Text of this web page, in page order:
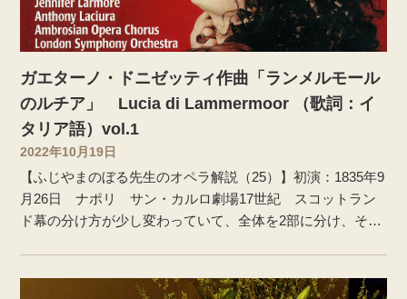
ガエターノ・ドニゼッティ作曲「ランメルモール
のルチア」 Lucia di Lammermoor （歌詞：イ
タリア語）vol.1
2022年10月19日
【ふじやまのぼる先生のオペラ解説（25）】初演：1835年9
月26日 ナポリ サン・カルロ劇場17世紀 スコットラン
ド幕の分け方が少し変わっていて、全体を2部に分け、それ
マームア（イタリア語では、ランメルモール）地方。現在